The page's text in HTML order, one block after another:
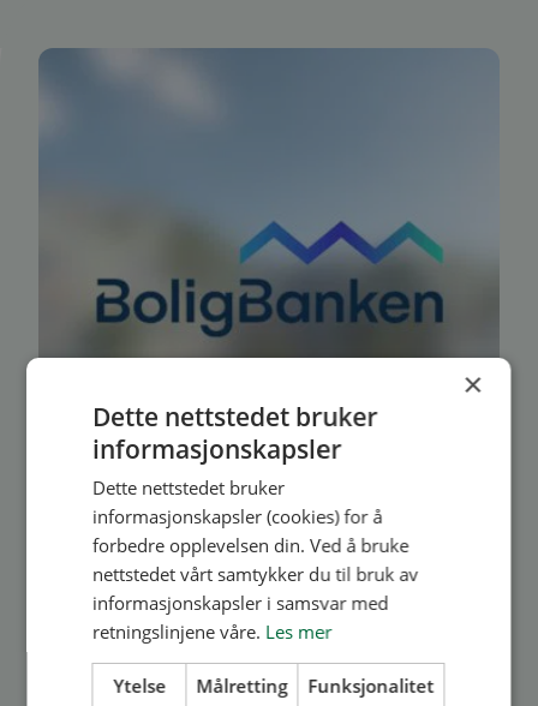
Egen bank for
borettslag og sameier
Trenger dere en oppgradering av fellesarealer
eller ønsker å investere i noe som gir økt
×
Dette nettstedet bruker
informasjonskapsler
Dette nettstedet bruker
informasjonskapsler (cookies) for å
forbedre opplevelsen din. Ved å bruke
nettstedet vårt samtykker du til bruk av
informasjonskapsler i samsvar med
retningslinjene våre. Les mer
Ytelse Målretting Funksjonalitet